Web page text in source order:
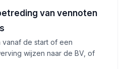
van vennoten
de start of een
wijzen naar de BV, of